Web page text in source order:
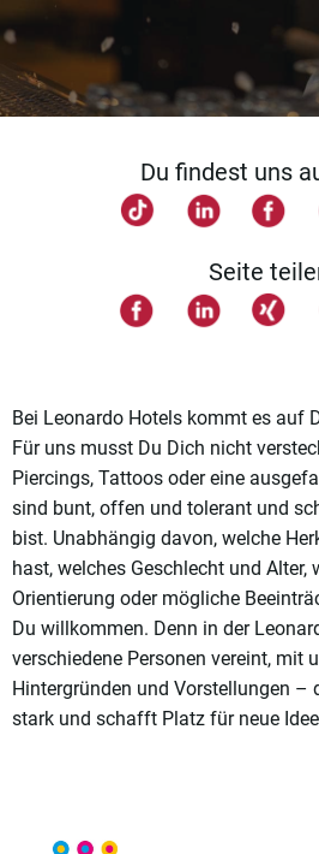
Du findest uns
Seite
Bei Leonardo Hotels kommt es auf
Für uns musst Du Dich nicht
Piercings, Tattoos oder eine
sind bunt, offen und tolerant und
bist. Unabhängig davon, welche
hast, welches Geschlecht und Alter,
Orientierung oder mögliche
Du willkommen. Denn in der
verschiedene Personen vereint, mit
Hintergründen und Vorstellungen –
stark und schafft Platz für neue